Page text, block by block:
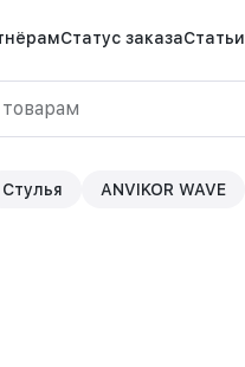
Статус заказаСтатьи
Стулья ANVIKOR WAVE